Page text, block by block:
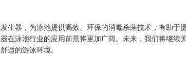
生器，为泳池提供高效、环保的消毒杀菌技术，有助
在泳池行业的应用前景将更加广阔。未来，我们将继
适的游泳环境。